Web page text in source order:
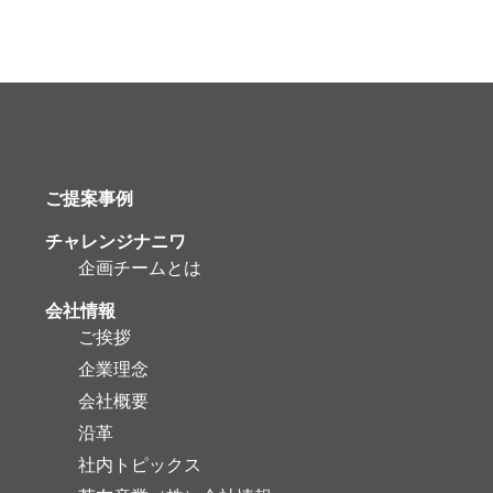
ご提案事例
チャレンジナニワ
企画チームとは
会社情報
ご挨拶
企業理念
会社概要
沿革
社内トピックス